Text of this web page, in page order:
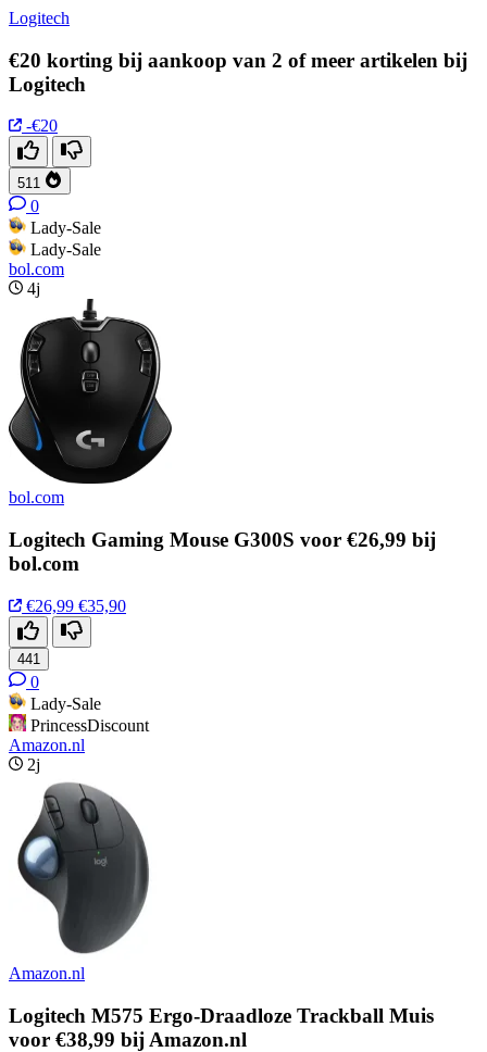
Logitech
€20 korting bij aankoop van 2 of meer artikelen bij
Logitech
-€20
511
0
Lady-Sale
Lady-Sale
bol.com
4j
bol.com
Logitech Gaming Mouse G300S voor €26,99 bij
bol.com
€26,99 €35,90
441
0
Lady-Sale
PrincessDiscount
Amazon.nl
2j
Amazon.nl
Logitech M575 Ergo-Draadloze Trackball Muis
voor €38,99 bij Amazon.nl